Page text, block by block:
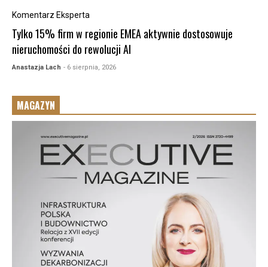
Komentarz Eksperta
Tylko 15% firm w regionie EMEA aktywnie dostosowuje
nieruchomości do rewolucji AI
Anastazja Lach - 6 sierpnia, 2026
MAGAZYN